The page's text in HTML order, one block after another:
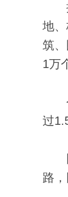
按
地
筑
1万
今
过
同
路